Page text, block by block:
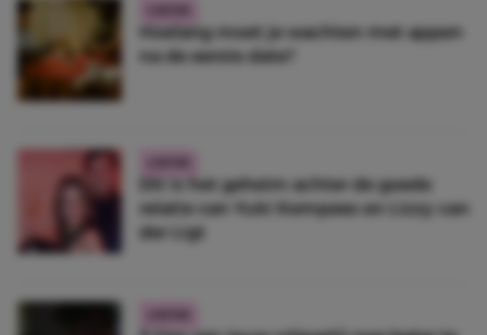
Hoelang moet je wachten met appen
na de eerste date?
Dit is het geheim achter de goede
relatie van Yuki Kempees en Lizzy van
der Ligt